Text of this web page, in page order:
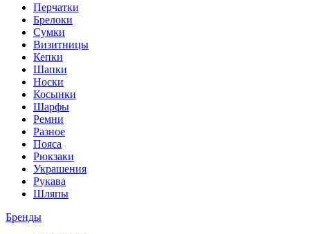
Перчатки
Брелоки
Сумки
Визитницы
Кепки
Шапки
Носки
Косынки
Шарфы
Ремни
Разное
Пояса
Рюкзаки
Украшения
Рукава
Шляпы
Бренды